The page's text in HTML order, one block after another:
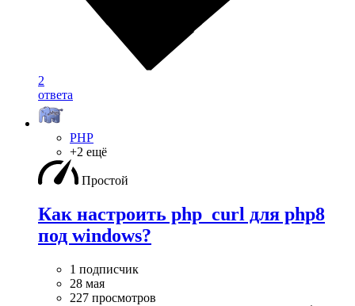
2
ответа
PHP
+2 ещё
Простой
Как настроить php_curl для php8
под windows?
1 подписчик
28 мая
227 просмотров